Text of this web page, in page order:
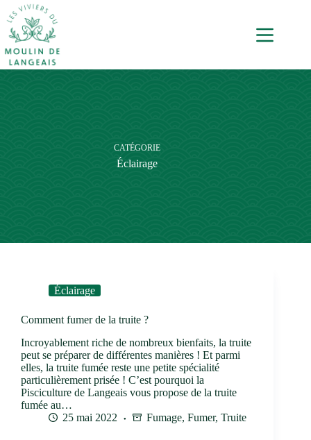
CATÉGORIE
Éclairage
Éclairage
Comment fumer de la truite ?
Incroyablement riche de nombreux bienfaits, la truite
peut se préparer de différentes manières ! Et parmi
elles, la truite fumée reste une petite spécialité
particulièrement prisée ! C’est pourquoi la
Pisciculture de Langeais vous propose de la truite
fumée au…
25 mai 2022
Fumage, Fumer, Truite